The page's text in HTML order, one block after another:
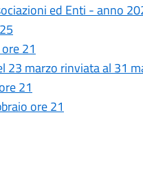
ed Enti - anno
21
23 marzo rinviata al 31
21
ore 21